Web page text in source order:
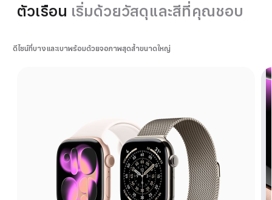
ตัวเรือน เริ่มด้วยวัสดุและสีที่คุณชอบ
ดีไซน์ที่บางและเบาพร้อมด้วยจอภาพสุดล้ำขนาดใหญ่